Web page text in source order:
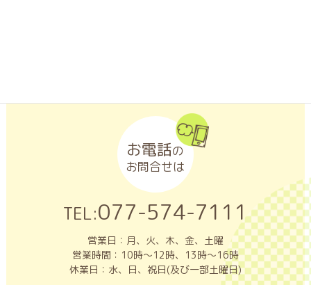
お電話の
お問合せは
TEL:077-574-7111
営業日：月、火、木、金、土曜
営業時間：10時～12時、13時～16時
休業日：水、日、祝日(及び一部土曜日)